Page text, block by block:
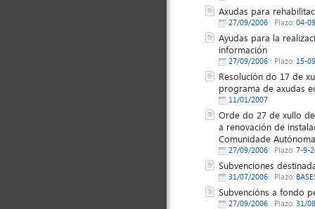
Axudas para
27/09/2006 Plazo: 04-
Ayudas para la
información
27/09/2006 Plazo: 15-
Resolución do 17 de
programa de axudas
11/01/2007
Orde do 27 de xullo
a renovación de
Comunidade
27/09/2006 Plazo: 7-9-
Subvenciones
31/07/2006 Plazo:
Subvencións a fondo
27/09/2006 Plazo: 31/